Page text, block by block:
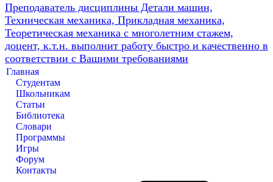
Преподаватель дисциплины Детали машин,
Техническая механика, Прикладная механика,
Теоретическая механика с многолетним стажем,
доцент, к.т.н. выполнит работу быстро и качественно в
соответствии с Вашими требованиями
Главная
Студентам
Школьникам
Статьи
Библиотека
Словари
Программы
Игры
Форум
Контакты